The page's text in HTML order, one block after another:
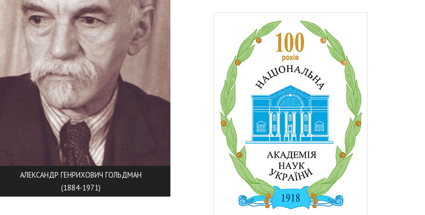
АЛЕКСАНДР ГЕНРИХОВИЧ ГОЛЬДМАН
(1884-1971)